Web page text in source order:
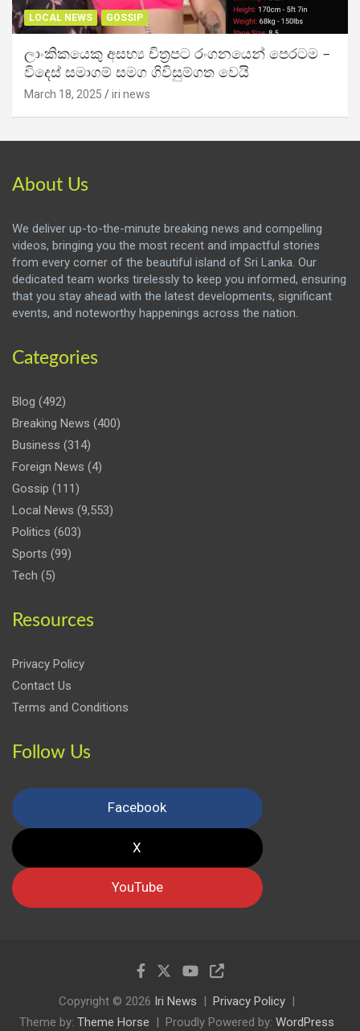
LOCAL NEWS GOSSIP
ලාංකිකයෙකු අසභ්‍ය චිත්‍රපට රංගනයෙන් පෙරටම –
විදෙස් සමාගම් සමග ගිවිසුම්ගත වෙයි
March 18, 2025 iri news
About Us
We deliver up-to-the-minute breaking news and compelling
videos, bringing you the most recent and impactful stories
from every corner of the beautiful island of Sri Lanka. Our
dedicated team works tirelessly to keep you informed, ensuring
that you stay ahead with the latest developments, significant
events, and noteworthy happenings across the nation.
Categories
Blog (492)
Breaking News (400)
Business (314)
Foreign News (4)
Gossip (111)
Local News (9,553)
Politics (603)
Sports (99)
Tech (5)
Resources
Privacy Policy
Contact Us
Terms and Conditions
Follow Us
Facebook
X
YouTube
Copyright © 2026 Iri News
Privacy Policy
Theme by: Theme Horse Proudly Powered by: WordPress